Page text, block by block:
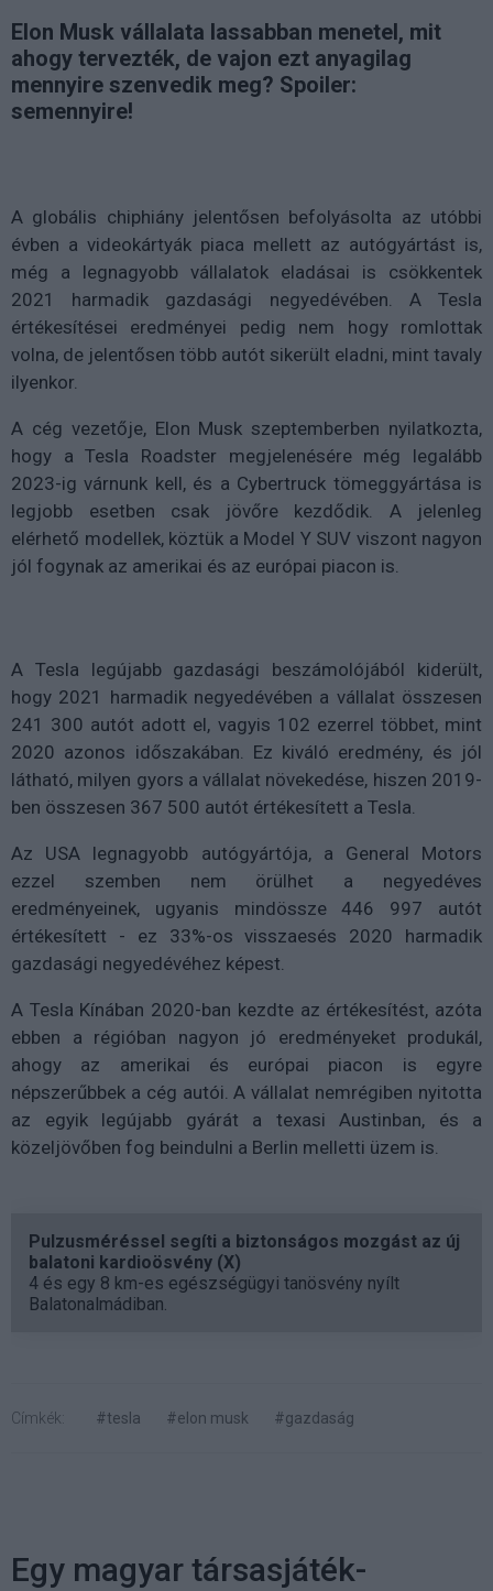
Elon Musk vállalata lassabban menetel, mit
ahogy tervezték, de vajon ezt anyagilag
mennyire szenvedik meg? Spoiler:
semennyire!
A globális chiphiány jelentősen befolyásolta az utóbbi
évben a videokártyák piaca mellett az autógyártást is,
még a legnagyobb vállalatok eladásai is csökkentek
2021 harmadik gazdasági negyedévében. A Tesla
értékesítései eredményei pedig nem hogy romlottak
volna, de jelentősen több autót sikerült eladni, mint tavaly
ilyenkor.
A cég vezetője, Elon Musk szeptemberben nyilatkozta,
hogy a Tesla Roadster megjelenésére még legalább
2023-ig várnunk kell, és a Cybertruck tömeggyártása is
legjobb esetben csak jövőre kezdődik. A jelenleg
elérhető modellek, köztük a Model Y SUV viszont nagyon
jól fogynak az amerikai és az európai piacon is.
A Tesla legújabb gazdasági beszámolójából kiderült,
hogy 2021 harmadik negyedévében a vállalat összesen
241 300 autót adott el, vagyis 102 ezerrel többet, mint
2020 azonos időszakában. Ez kiváló eredmény, és jól
látható, milyen gyors a vállalat növekedése, hiszen 2019-
ben összesen 367 500 autót értékesített a Tesla.
Az USA legnagyobb autógyártója, a General Motors
ezzel szemben nem örülhet a negyedéves
eredményeinek, ugyanis mindössze 446 997 autót
értékesített - ez 33%-os visszaesés 2020 harmadik
gazdasági negyedévéhez képest.
A Tesla Kínában 2020-ban kezdte az értékesítést, azóta
ebben a régióban nagyon jó eredményeket produkál,
ahogy az amerikai és európai piacon is egyre
népszerűbbek a cég autói. A vállalat nemrégiben nyitotta
az egyik legújabb gyárát a texasi Austinban, és a
közeljövőben fog beindulni a Berlin melletti üzem is.
Pulzusméréssel segíti a biztonságos mozgást az új
balatoni kardioösvény (X)
4 és egy 8 km-es egészségügyi tanösvény nyílt
Balatonalmádiban.
Címkék: #tesla #elon musk #gazdaság
Egy magyar társasjáték-